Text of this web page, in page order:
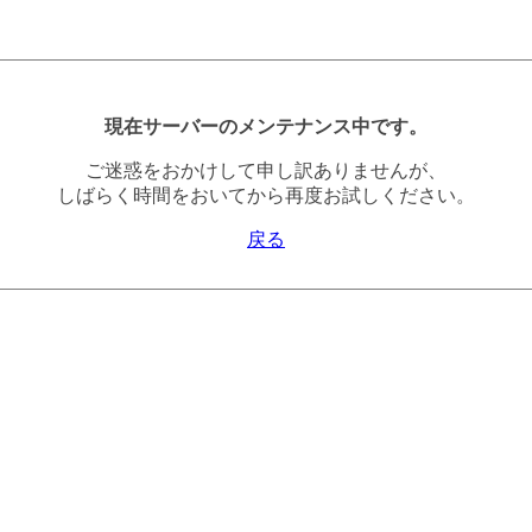
現在サーバーのメンテナンス中です。
ご迷惑をおかけして申し訳ありませんが、
しばらく時間をおいてから再度お試しください。
戻る